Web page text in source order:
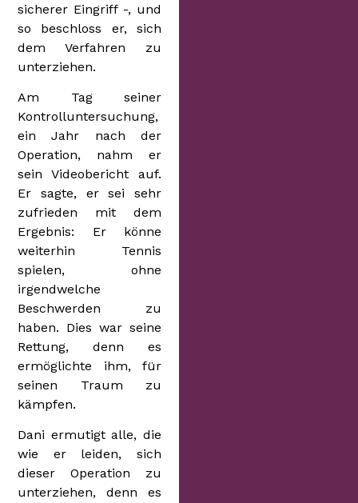
sicherer Eingriff -, und
so beschloss er, sich
dem Verfahren zu
unterziehen.
Am Tag seiner
Kontrolluntersuchung,
ein Jahr nach der
Operation, nahm er
sein Videobericht auf.
Er sagte, er sei sehr
zufrieden mit dem
Ergebnis: Er könne
weiterhin Tennis
spielen, ohne
irgendwelche
Beschwerden zu
haben. Dies war seine
Rettung, denn es
ermöglichte ihm, für
seinen Traum zu
kämpfen.
Dani ermutigt alle, die
wie er leiden, sich
dieser Operation zu
unterziehen, denn es